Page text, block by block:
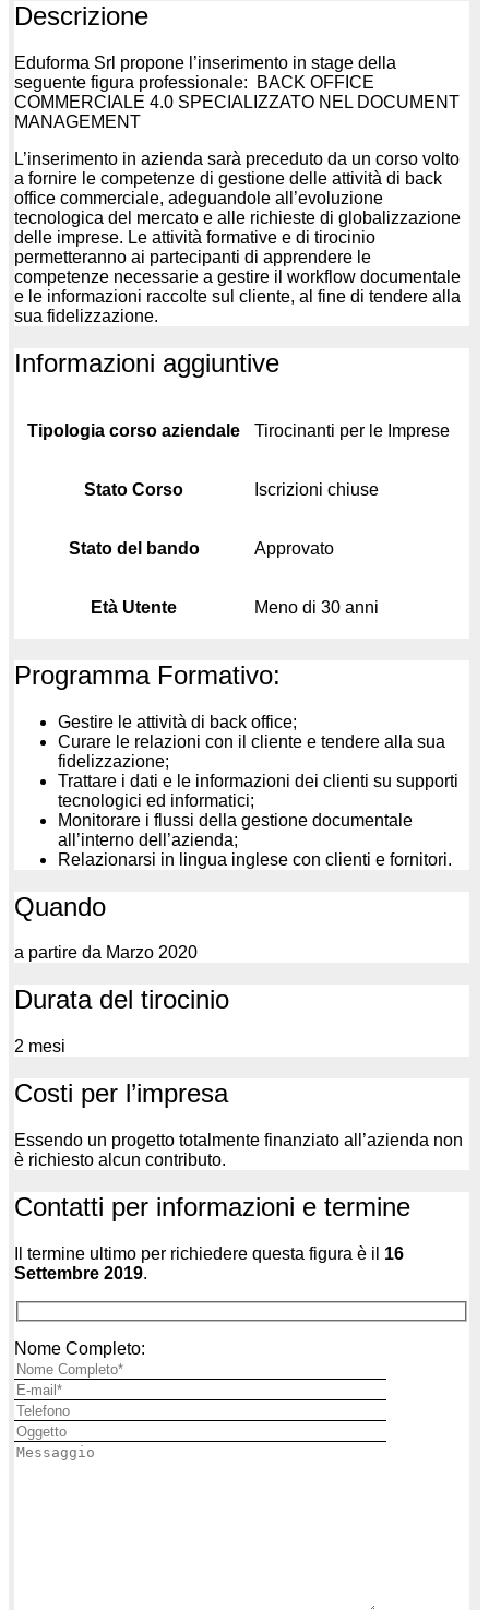
Descrizione
Eduforma Srl propone l’inserimento in stage della
seguente figura professionale: BACK OFFICE
COMMERCIALE 4.0 SPECIALIZZATO NEL DOCUMENT
MANAGEMENT
L’inserimento in azienda sarà preceduto da un corso volto
a fornire le competenze di gestione delle attività di back
office commerciale, adeguandole all’evoluzione
tecnologica del mercato e alle richieste di globalizzazione
delle imprese. Le attività formative e di tirocinio
permetteranno ai partecipanti di apprendere le
competenze necessarie a gestire il workflow documentale
e le informazioni raccolte sul cliente, al fine di tendere alla
sua fidelizzazione.
Informazioni aggiuntive
Tipologia corso aziendale Tirocinanti per le Imprese
Stato Corso Iscrizioni chiuse
Stato del bando Approvato
Età Utente Meno di 30 anni
Programma Formativo:
Gestire le attività di back office;
Curare le relazioni con il cliente e tendere alla sua
fidelizzazione;
Trattare i dati e le informazioni dei clienti su supporti
tecnologici ed informatici;
Monitorare i flussi della gestione documentale
all’interno dell’azienda;
Relazionarsi in lingua inglese con clienti e fornitori.
Quando
a partire da Marzo 2020
Durata del tirocinio
2 mesi
Costi per l’impresa
Essendo un progetto totalmente finanziato all’azienda non
è richiesto alcun contributo.
Contatti per informazioni e termine
Il termine ultimo per richiedere questa figura è il 16
Settembre 2019.
Nome Completo: